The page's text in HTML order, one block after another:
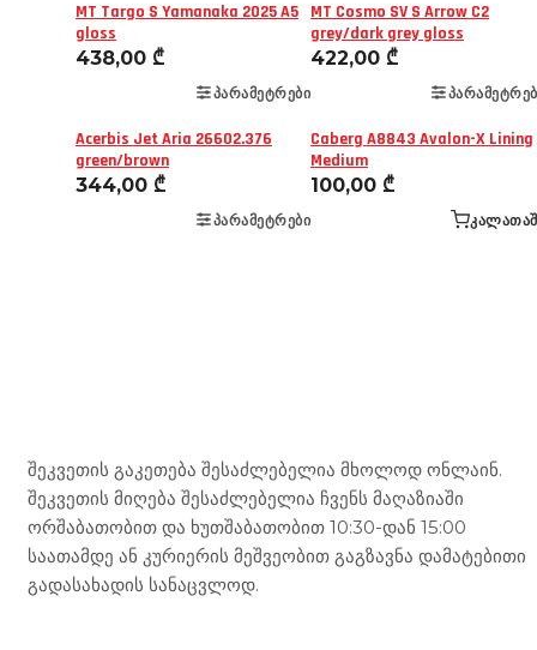
MT Targo S Yamanaka 2025 A5
gloss
438,00 ₾
ᲞᲐᲠᲐᲛᲔᲢᲠᲔᲑᲘ
MT Cosmo SV S Arrow C2
grey/dark grey gloss
422,00 ₾
Acerbis Jet Aria 26602.376
green/brown
344,00 ₾
ᲞᲐᲠᲐᲛᲔᲢᲠᲔᲑᲘ
Caberg A8843 Avalon-X Lining
Medium
100,00 ₾
შეკვეთის გაკეთება შესაძლებელია მხოლოდ ონლაინ.
შეკვეთის მიღება შესაძლებელია ჩვენს მაღაზიაში
ორშაბათობით და ხუთშაბათობით 10:30-დან 15:00
საათამდე ან კურიერის მეშვეობით გაგზავნა დამატებითი
გადასახადის სანაცვლოდ.